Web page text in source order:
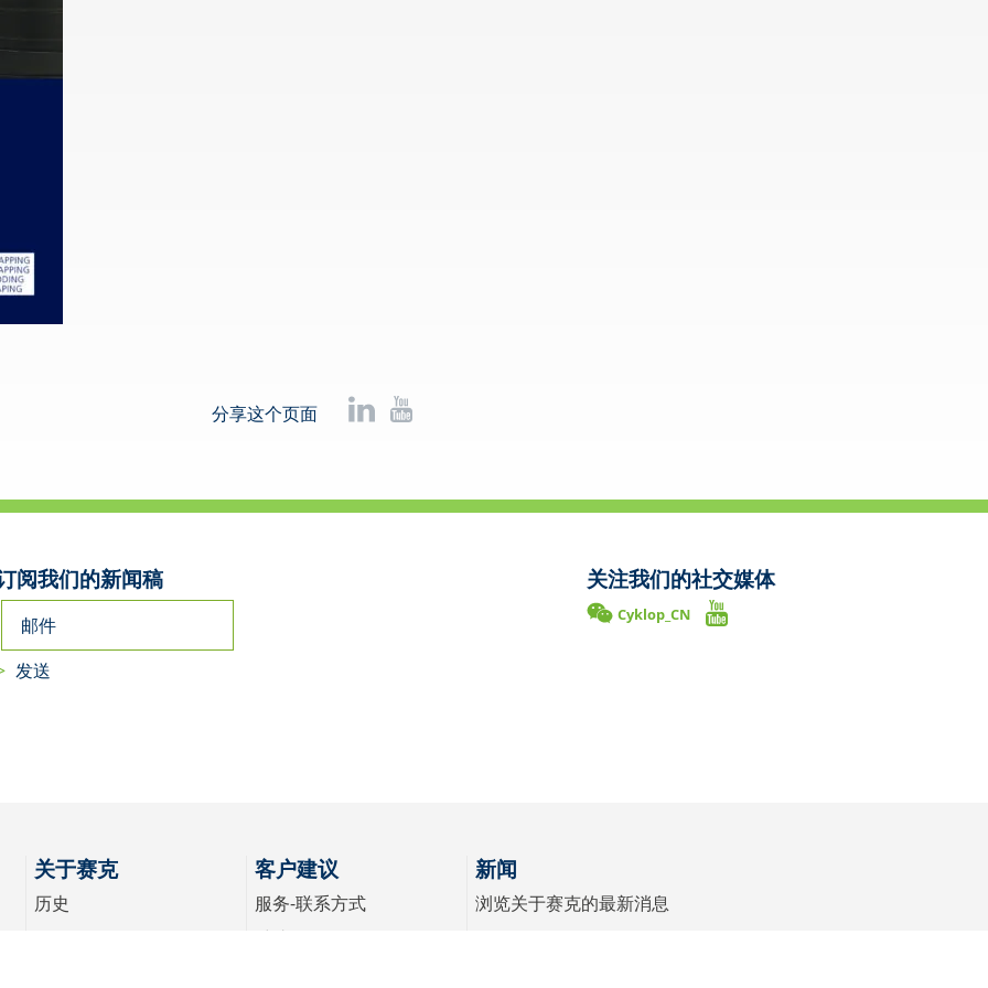
分享这个页面
阅我们的新闻稿 关注我们的社交媒体
Cyklop_CN
关于赛克
历史
客户建议
服务-联系方式
维护
新闻
浏览关于赛克的最新消息